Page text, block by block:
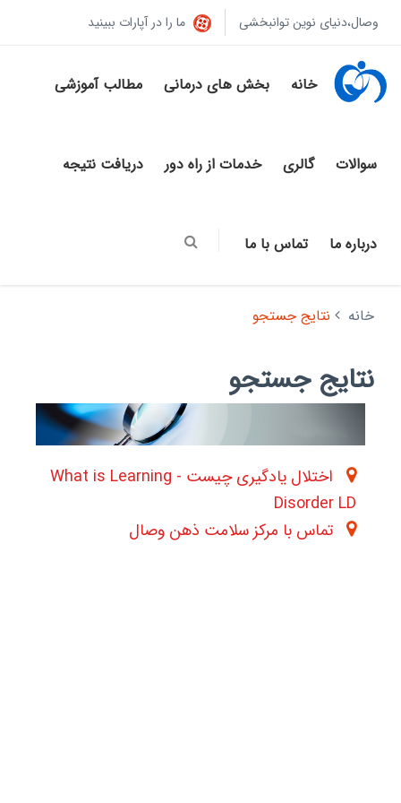
وصال،دنیای نوین توانبخشی ما را در آپارات ببینید
خانه بخش های درمانی مطالب آموزشی
سوالات گالری خدمات از راه دور دریافت نتیجه
درباره ما تماس با ما
خانه نتایج جستجو
نتایج جستجو
اختلال یادگیری چیست - What is Learning
Disorder LD
تماس با مرکز سلامت ذهن وصال